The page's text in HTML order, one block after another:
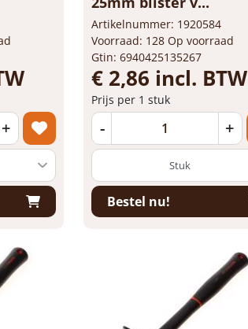
+
Artikelnummer: 1920584
Voorraad: 128 Op voorraad
Gtin: 6940425135267
€ 2,86 incl. BTW
Prijs per 1 stuk
- +
Bestel nu!